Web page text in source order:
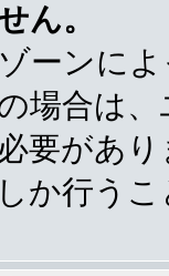
ん。
ーンに
場合は
要があ
か行う